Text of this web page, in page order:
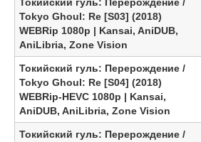
Tokyo Ghoul: Re [S03] (2018)
WEBRip 1080p | Kansai, AniDUB,
AniLibria, Zone Vision
Токийский гуль: Перерождение /
Tokyo Ghoul: Re [S04] (2018)
WEBRip-HEVC 1080p | Kansai,
AniDUB, AniLibria, Zone Vision
Токийский гуль: Перерождение /